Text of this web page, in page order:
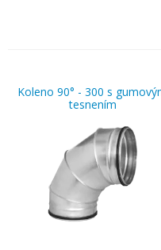
Koleno 90° - 300 s
tesnením